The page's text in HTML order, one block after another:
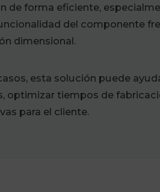
de forma eficiente,
del componente
dimensional.
esta solución puede
optimizar tiempos de
para el cliente.